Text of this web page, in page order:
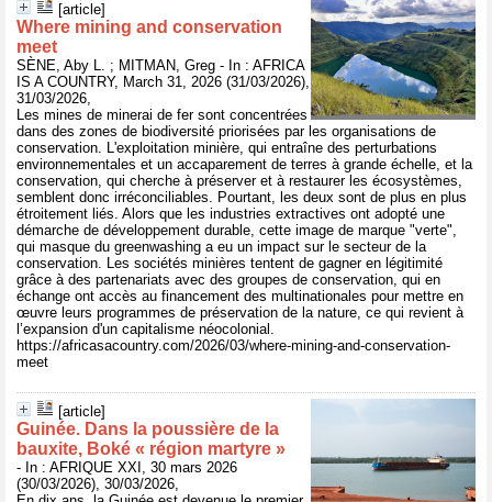
[article]
Where mining and conservation
meet
SÈNE, Aby L. ; MITMAN, Greg - In : AFRICA
IS A COUNTRY, March 31, 2026 (31/03/2026),
31/03/2026,
Les mines de minerai de fer sont concentrées
dans des zones de biodiversité priorisées par les organisations de
conservation. L'exploitation minière, qui entraîne des perturbations
environnementales et un accaparement de terres à grande échelle, et la
conservation, qui cherche à préserver et à restaurer les écosystèmes,
semblent donc irréconciliables. Pourtant, les deux sont de plus en plus
étroitement liés. Alors que les industries extractives ont adopté une
démarche de développement durable, cette image de marque "verte",
qui masque du greenwashing a eu un impact sur le secteur de la
conservation. Les sociétés minières tentent de gagner en légitimité
grâce à des partenariats avec des groupes de conservation, qui en
échange ont accès au financement des multinationales pour mettre en
œuvre leurs programmes de préservation de la nature, ce qui revient à
l’expansion d'un capitalisme néocolonial.
https://africasacountry.com/2026/03/where-mining-and-conservation-
meet
[article]
Guinée. Dans la poussière de la
bauxite, Boké « région martyre »
- In : AFRIQUE XXI, 30 mars 2026
(30/03/2026), 30/03/2026,